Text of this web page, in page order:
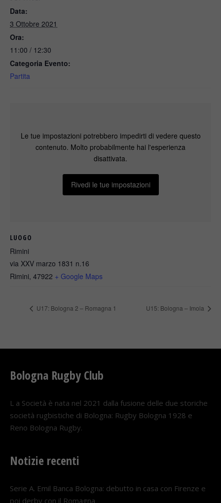
Data:
3 Ottobre 2021
Ora:
11:00 / 12:30
Categoria Evento:
Partita
LUOGO
Rimini
via XXV marzo 1831 n.16
Rimini, 47922 + Google Maps
Le tue impostazioni potrebbero impedirti di vedere questo
contenuto. Molto probabilmente hai l'esperienza
disattivata.
Rivedi le tue impostazioni
U17: Bologna 2 – Romagna 1 U15: Bologna – Imola
Bologna Rugby Club
L a Società è nata nel 2021 dalla fusione delle due storiche
società rugbistiche di Bologna: Rugby Bologna 1928 e
Reno Bologna Rugby.
Notizie recenti
Serie A. Emil Banca Bologna: debutto in casa con Firenze e
poi derby con il Romagna